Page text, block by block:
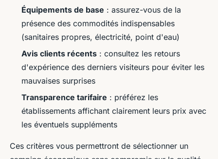
Équipements de base : assurez-vous de la
présence des commodités indispensables
(sanitaires propres, électricité, point d'eau)
Avis clients récents : consultez les retours
d'expérience des derniers visiteurs pour éviter les
mauvaises surprises
Transparence tarifaire : préférez les
établissements affichant clairement leurs prix avec
les éventuels suppléments
Ces critères vous permettront de sélectionner un